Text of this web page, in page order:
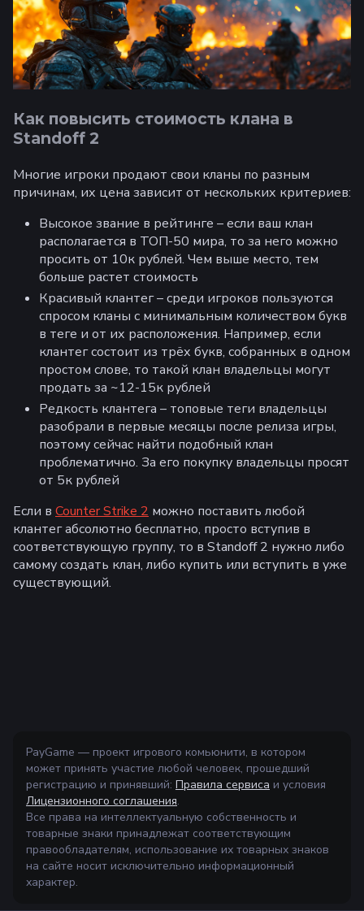
Как повысить стоимость клана в
Standoff 2
Многие игроки продают свои кланы по разным
причинам, их цена зависит от нескольких критериев:
Высокое звание в рейтинге – если ваш клан
располагается в ТОП-50 мира, то за него можно
просить от 10к рублей. Чем выше место, тем
больше растет стоимость
Красивый клантег – среди игроков пользуются
спросом кланы с минимальным количеством букв
в теге и от их расположения. Например, если
клантег состоит из трёх букв, собранных в одном
простом слове, то такой клан владельцы могут
продать за ~12-15к рублей
Редкость клантега – топовые теги владельцы
разобрали в первые месяцы после релиза игры,
поэтому сейчас найти подобный клан
проблематично. За его покупку владельцы просят
от 5к рублей
Если в Counter Strike 2 можно поставить любой
клантег абсолютно бесплатно, просто вступив в
соответствующую группу, то в Standoff 2 нужно либо
самому создать клан, либо купить или вступить в уже
существующий.
PayGame — проект игрового комьюнити, в котором
может принять участие любой человек, прошедший
регистрацию и принявший: Правила сервиса и условия
Лицензионного соглашения.
Все права на интеллектуальную собственность и
товарные знаки принадлежат соответствующим
правообладателям, использование их товарных знаков
на сайте носит исключительно информационный
характер.